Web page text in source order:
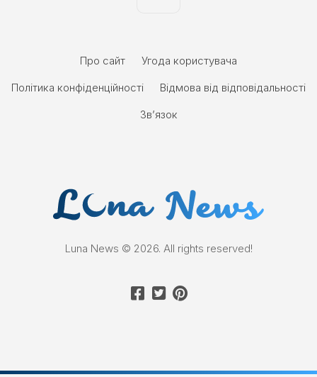
Про сайт
Угода користувача
Політика конфіденційності
Відмова від відповідальності
Зв’язок
Luna News © 2026. All rights reserved!